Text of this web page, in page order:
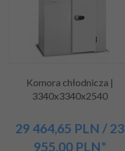
Komora chłodnicza |
3340x3340x2540
29 464,65 PLN / 23
955,00 PLN*